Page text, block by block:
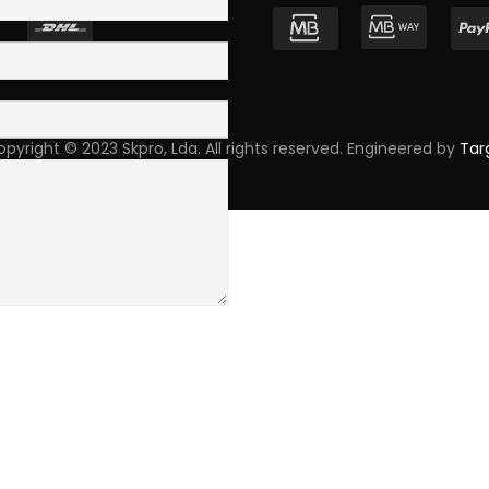
© 2023 Skpro, Lda. All rights reserved. Engineered by